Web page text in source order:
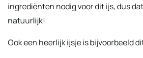
ingrediënten nodig voor dit ijs, dus
natuurlijk!
Ook een heerlijk ijsje is bijvoorbeeld